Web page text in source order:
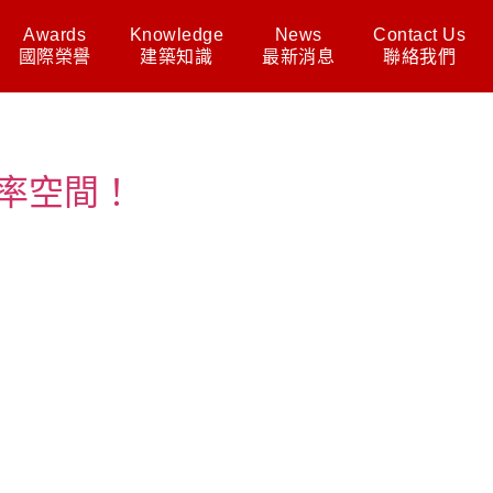
Awards
國際榮譽
Knowledge
建築知識
News
最新消息
Contact Us
聯絡我們
空間！